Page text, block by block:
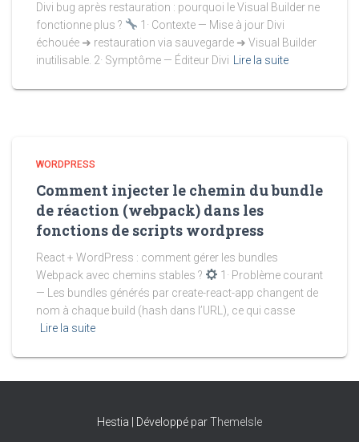
Divi bug après restauration : pourquoi le Visual Builder ne
fonctionne plus ?
1· Contexte — Mise à jour Divi
échouée ➜ restauration via sauvegarde ➜ Visual Builder
inutilisable. 2· Symptôme — Éditeur Divi
Lire la suite
WORDPRESS
Comment injecter le chemin du bundle
de réaction (webpack) dans les
fonctions de scripts wordpress
React + WordPress : comment gérer les bundles
Webpack avec chemins stables ?
1· Problème courant
— Les bundles générés par create-react-app changent de
nom à chaque build (hash dans l’URL), ce qui casse
Lire la suite
Hestia | Développé parThemeIsle